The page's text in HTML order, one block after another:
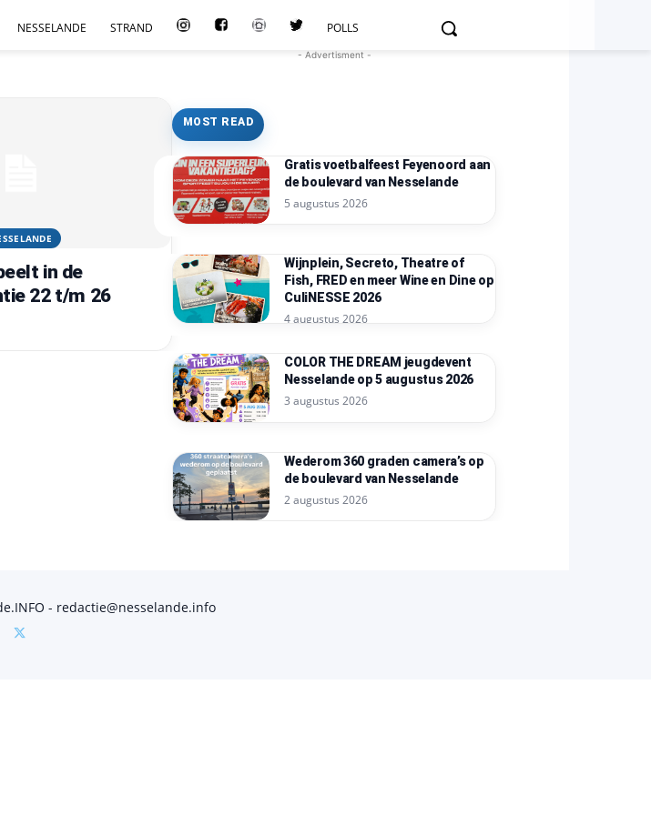
NESSELANDE STRAND POLLS
in de
22 t/m 26
- Advertisment -
MOST READ
Gratis voetbalfeest Feyenoord aan
de boulevard van Nesselande
5 augustus 2026
Wijnplein, Secreto, Theatre of
Fish, FRED en meer Wine en Dine op
CuliNESSE 2026
4 augustus 2026
COLOR THE DREAM jeugdevent
Nesselande op 5 augustus 2026
3 augustus 2026
Wederom 360 graden camera’s op
de boulevard van Nesselande
2 augustus 2026
- redactie@nesselande.info